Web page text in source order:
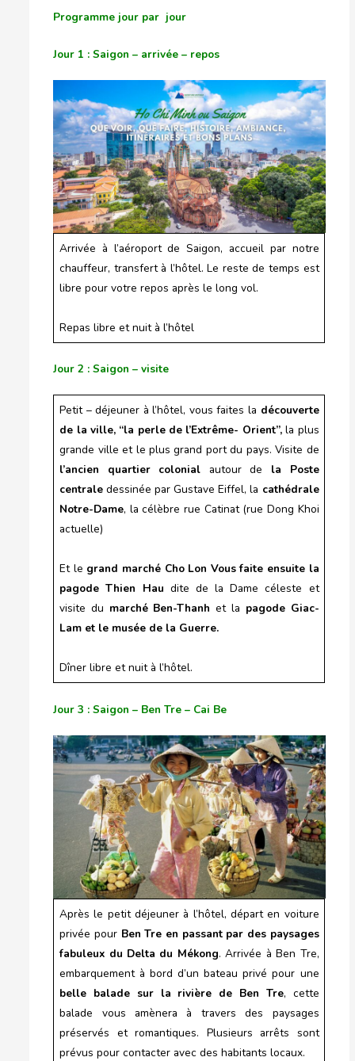
Programme jour par jour
Jour 1 : Saigon – arrivée – repos
Arrivée à l’aéroport de Saigon, accueil par notre
chauffeur, transfert à l’hôtel. Le reste de temps est
libre pour votre repos après le long vol.
Repas libre et nuit à l’hôtel
Jour 2 : Saigon – visite
Petit – déjeuner à l’hôtel, vous faites la découverte
de la ville, “la perle de l’Extrême- Orient”,la plus
grande ville et le plus grand port du pays. Visite de
l’ancien quartier colonial autour de la Poste
centrale dessinée par Gustave Eiffel, la cathédrale
Notre-Dame, la célèbre rue Catinat (rue Dong Khoi
actuelle)
Et le grand marché Cho Lon Vous faite ensuite la
pagode Thien Hau dite de la Dame céleste et
visite du marché Ben-Thanh et la pagode Giac-
Lam et le musée de la Guerre.
Dîner libre et nuit à l’hôtel.
Jour 3 : Saigon – Ben Tre – Cai Be
Après le petit déjeuner à l’hôtel, départ en voiture
privée pour Ben Tre en passant par des paysages
fabuleux du Delta du Mékong. Arrivée à Ben Tre,
embarquement à bord d’un bateau privé pour une
belle balade sur la rivière de Ben Tre, cette
balade vous amènera à travers des paysages
préservés et romantiques. Plusieurs arrêts sont
prévus pour contacter avec des habitants locaux.